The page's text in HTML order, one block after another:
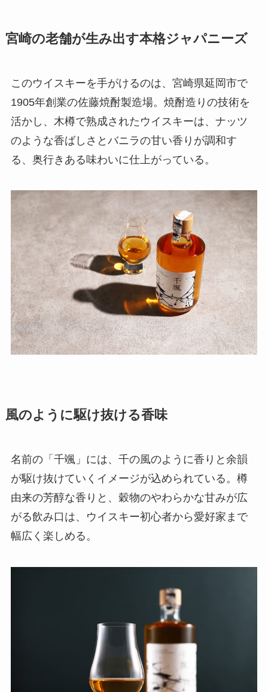
宮崎の老舗が生み出す本格ジャパニーズ
このウイスキーを手がけるのは、宮崎県延岡市で
1905年創業の佐藤焼酎製造場。焼酎造りの技術を
活かし、木樽で熟成されたウイスキーは、ナッツ
のような香ばしさとバニラの甘い香りが調和す
る、奥行きある味わいに仕上がっている。
風のように駆け抜ける香味
名前の「千颯」には、千の風のように香りと余韻
が駆け抜けていくイメージが込められている。樽
由来の芳醇な香りと、穀物のやわらかな甘みが広
がる飲み口は、ウイスキー初心者から愛好家まで
幅広く楽しめる。